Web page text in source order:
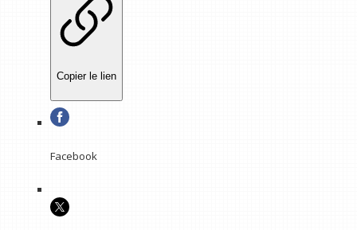
Copier le lien
Facebook